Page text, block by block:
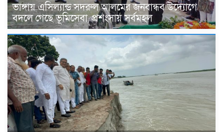
ভাঙ্গায় এসিল্যান্ড সদরুল আলমের জনবান্ধব উদ্যোগে
বদলে গেছে ভূমিসেবা, প্রশংসায় সর্বমহল